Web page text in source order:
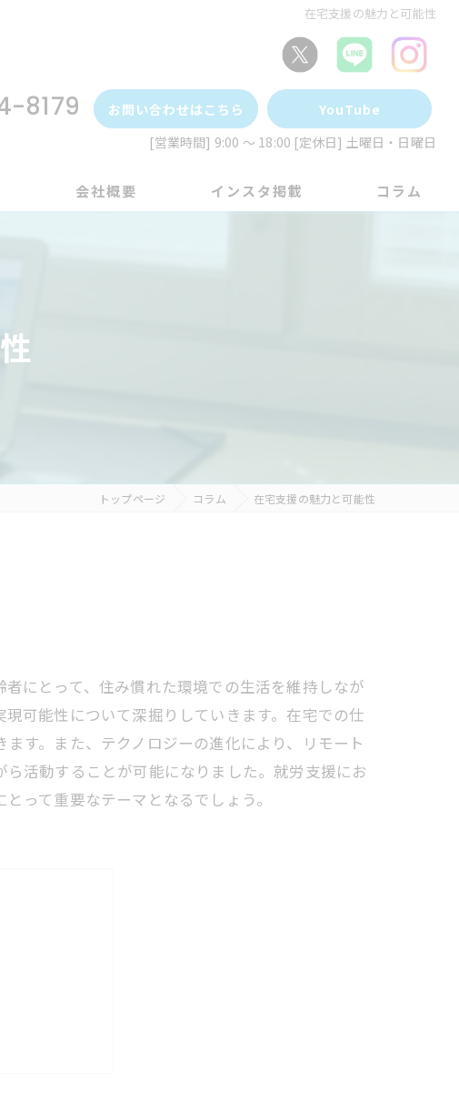
在宅支援の魅力と可能性
8179 お問い合わせはこちら
YouTube
[営業時間] 9:00 ～ 18:00 [定休日] 土曜日・日曜日
会社概要 インスタ掲載 コラム
トップページ コラム 在宅支援の魅力と可能性
にとって、住み慣れた環境での生活を維持しなが
可能性について深掘りしていきます。在宅での仕
す。また、テクノロジーの進化により、リモート
活動することが可能になりました。就労支援にお
って重要なテーマとなるでしょう。
ュニティ